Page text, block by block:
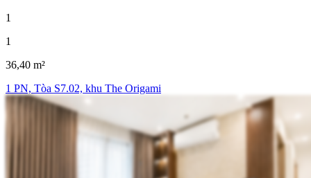
1
1
36,40 m²
1 PN, Tòa S7.02, khu The Origami